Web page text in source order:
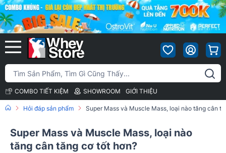
COMBO TIẾT KIỆM SHOWROOM GIỚI THIỆU
Hỏi đáp sản phẩm Super Mass và Muscle Mass, loại nào tăng cân
Super Mass và Muscle Mass, loại nào
tăng cân tăng cơ tốt hơn?